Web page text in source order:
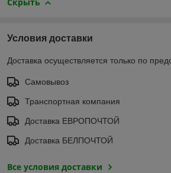
Условия доставки
Доставка осуществляется только по
Самовывоз
Транспортная компания
Доставка ЕВРОПОЧТОЙ
Доставка БЕЛПОЧТОЙ
Все условия доставки